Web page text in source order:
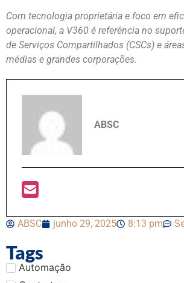
Com tecnologia proprietária e foco em
operacional, a V360 é referência no
de Serviços Compartilhados (CSCs) e
médias e grandes corporações.
ABSC
ABSC junho 29, 2025 8:13 pm
Tags
Automação